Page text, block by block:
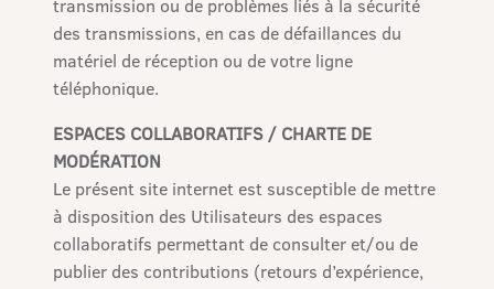
transmission ou de problèmes liés à la sécurité
des transmissions, en cas de défaillances du
matériel de réception ou de votre ligne
téléphonique.
ESPACES COLLABORATIFS / CHARTE DE
MODÉRATION
Le présent site internet est susceptible de mettre
à disposition des Utilisateurs des espaces
collaboratifs permettant de consulter et/ou de
publier des contributions (retours d’expérience,